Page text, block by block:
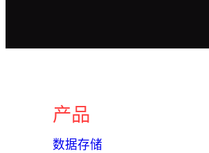
产品
数据存储